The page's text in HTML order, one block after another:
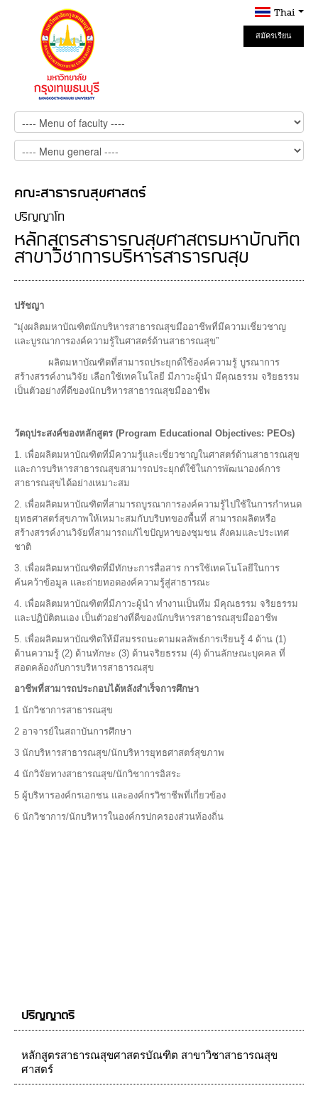
Thai
สมัครเรียน
Online
คณะสาธารณสุขศาสตร์
ปริญญาโท
หลักสูตรสาธารณสุขศาสตรมหาบัณฑิต
สาขาวิชาการบริหารสาธารณสุข
ปรัชญา
“มุ่งผลิตมหาบัณฑิตนักบริหารสาธารณสุขมืออาชีพที่มีความเชี่ยวชาญ
และบูรณาการองค์ความรู้ในศาสตร์ด้านสาธารณสุข”
ผลิตมหาบัณฑิตที่สามารถประยุกต์ใช้องค์ความรู้ บูรณาการ
สร้างสรรค์งานวิจัย เลือกใช้เทคโนโลยี มีภาวะผู้นำ มีคุณธรรม จริยธรรม
เป็นตัวอย่างที่ดีของนักบริหารสาธารณสุขมืออาชีพ
วัตถุประสงค์ของหลักสูตร (Program Educational Objectives: PEOs)
1. เพื่อผลิตมหาบัณฑิตที่มีความรู้และเชี่ยวชาญในศาสตร์ด้านสาธารณสุข
และการบริหารสาธารณสุขสามารถประยุกต์ใช้ในการพัฒนาองค์การ
สาธารณสุขได้อย่างเหมาะสม
2. เพื่อผลิตมหาบัณฑิตที่สามารถบูรณาการองค์ความรู้ไปใช้ในการกำหนด
ยุทธศาสตร์สุขภาพให้เหมาะสมกับบริบทของพื้นที่ สามารถผลิตหรือ
สร้างสรรค์งานวิจัยที่สามารถแก้ไขปัญหาของชุมชน สังคมและประเทศ
ชาติ
3. เพื่อผลิตมหาบัณฑิตที่มีทักษะการสื่อสาร การใช้เทคโนโลยีในการ
ค้นคว้าข้อมูล และถ่ายทอดองค์ความรู้สู่สาธารณะ
4. เพื่อผลิตมหาบัณฑิตที่มีภาวะผู้นำ ทำงานเป็นทีม มีคุณธรรม จริยธรรม
และปฏิบัติตนเอง เป็นตัวอย่างที่ดีของนักบริหารสาธารณสุขมืออาชีพ
5. เพื่อผลิตมหาบัณฑิตให้มีสมรรถนะตามผลลัพธ์การเรียนรู้ 4 ด้าน (1)
ด้านความรู้ (2) ด้านทักษะ (3) ด้านจริยธรรม (4) ด้านลักษณะบุคคล ที่
สอดคล้องกับการบริหารสาธารณสุข
อาชีพที่สามารถประกอบได้หลังสำเร็จการศึกษา
1 นักวิชาการสาธารณสุข
2 อาจารย์ในสถาบันการศึกษา
3 นักบริหารสาธารณสุข/นักบริหารยุทธศาสตร์สุขภาพ
4 นักวิจัยทางสาธารณสุข/นักวิชาการอิสระ
5 ผู้บริหารองค์กรเอกชน และองค์กรวิชาชีพที่เกี่ยวข้อง
6 นักวิชาการ/นักบริหารในองค์กรปกครองส่วนท้องถิ่น
ปริญญาตรี
หลักสูตรสาธารณสุขศาสตรบัณฑิต สาขาวิชาสาธารณสุข
ศาสตร์